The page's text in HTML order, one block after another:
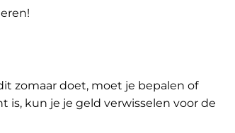
zomaar doet, moet je bepalen of
kun je je geld verwisselen voor de